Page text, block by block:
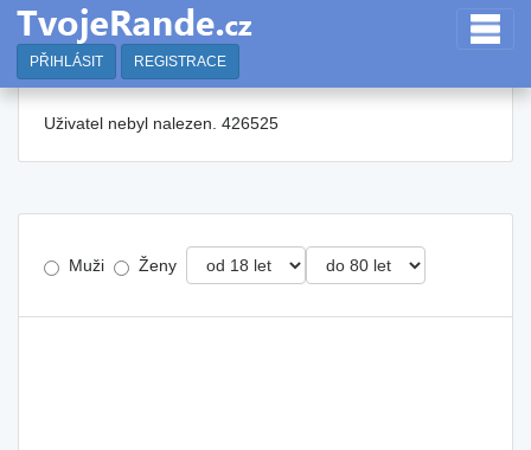
PŘIHLÁSIT REGISTRACE
Uživatel nebyl nalezen. 426525
Muži Ženy